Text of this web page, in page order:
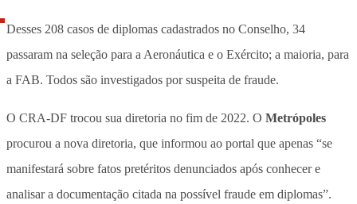
Desses 208 casos de diplomas cadastrados no Conselho, 34
passaram na seleção para a Aeronáutica e o Exército; a maioria, para
a FAB. Todos são investigados por suspeita de fraude.
O CRA-DF trocou sua diretoria no fim de 2022. O Metrópoles
procurou a nova diretoria, que informou ao portal que apenas “se
manifestará sobre fatos pretéritos denunciados após conhecer e
analisar a documentação citada na possível fraude em diplomas”.